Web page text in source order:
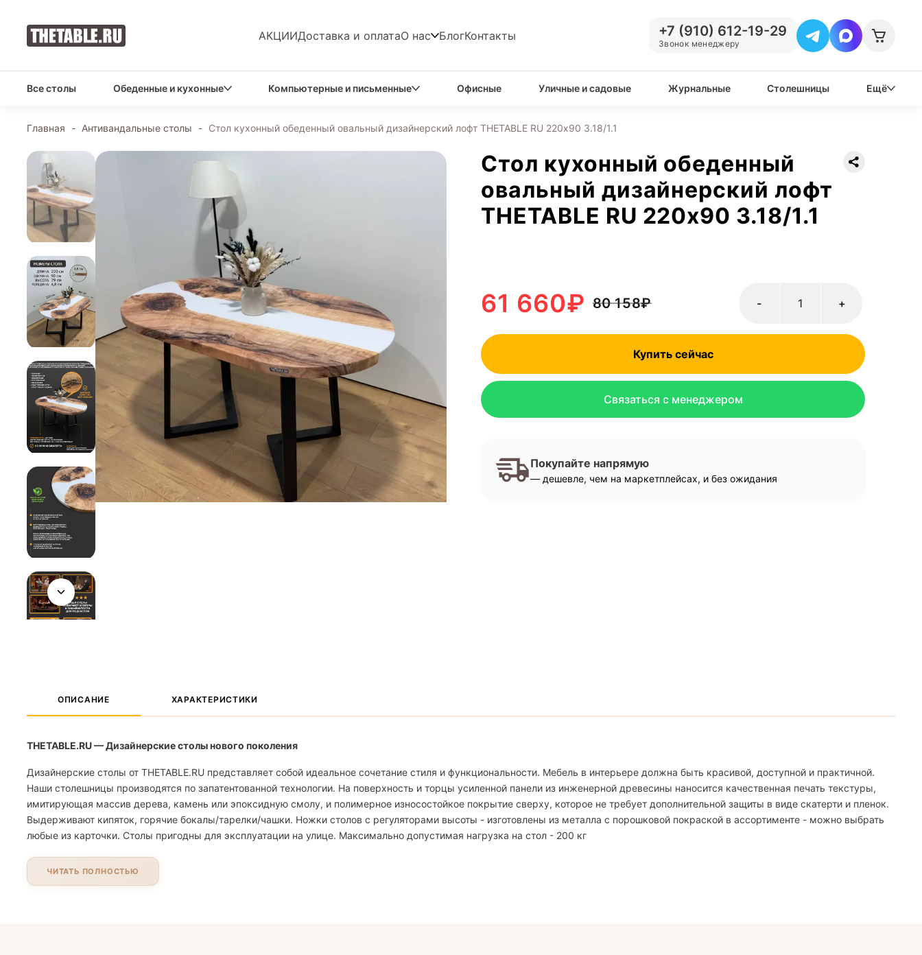
АКЦИИДоставка и оплатаО нас БлогКонтакты +7 (910) 612-19-29
Звонок менеджеру
Все столы Обеденные и кухонные Компьютерные и письменные Офисные Уличные и садовые Журнальные Столешницы Ещё
Главная - Антивандальные столы - Стол кухонный обеденный овальный дизайнерский лофт THETABLE RU 220х90 3.18/1.1
Стол кухонный обеденный
овальный дизайнерский лофт
THETABLE RU 220х90 3.18/1.1
80 158₽
61 660₽ +
-
Купить сейчас
Связаться с менеджером
Покупайте напрямую
— дешевле, чем на маркетплейсах, и без ожидания
ОПИСАНИЕ ХАРАКТЕРИСТИКИ
THETABLE.RU — Дизайнерские столы нового поколения
Дизайнерские столы от THETABLE.RU представляет собой идеальное сочетание стиля и функциональности. Мебель в интерьере должна быть красивой, доступной и практичной.
Наши столешницы производятся по запатентованной технологии. На поверхность и торцы усиленной панели из инженерной древесины наносится качественная печать текстуры,
имитирующая массив дерева, камень или эпоксидную смолу, и полимерное износостойкое покрытие сверху, которое не требует дополнительной защиты в виде скатерти и пленок.
Выдерживают кипяток, горячие бокалы/тарелки/чашки. Ножки столов с регуляторами высоты - изготовлены из металла с порошковой покраской в ассортименте - можно выбрать
любые из карточки. Столы пригодны для эксплуатации на улице. Максимально допустимая нагрузка на стол - 200 кг
ЧИТАТЬ ПОЛНОСТЬЮ